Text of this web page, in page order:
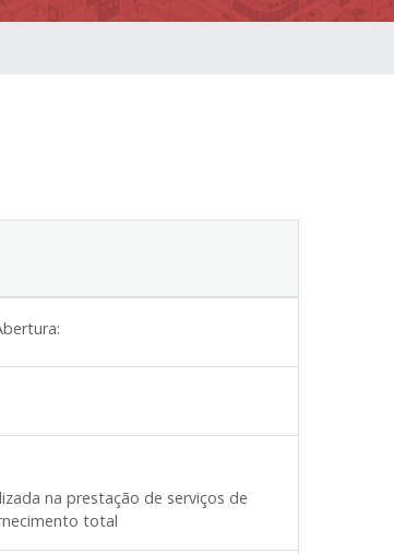
na prestação de serviços de
total